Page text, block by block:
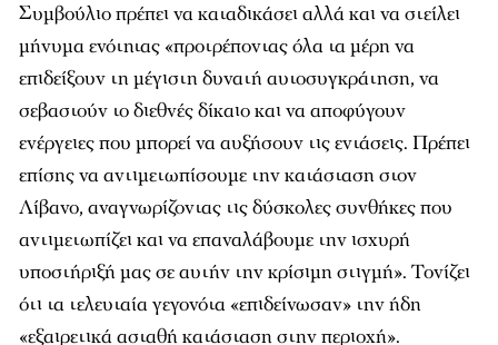
Συμβούλιο πρέπει να καταδικάσει αλλά και να στείλει
μήνυμα ενότητας «προτρέποντας όλα τα μέρη να
επιδείξουν τη μέγιστη δυνατή αυτοσυγκράτηση, να
σεβαστούν το διεθνές δίκαιο και να αποφύγουν
ενέργειες που μπορεί να αυξήσουν τις εντάσεις. Πρέπει
επίσης να αντιμετωπίσουμε την κατάσταση στον
Λίβανο, αναγνωρίζοντας τις δύσκολες συνθήκες που
αντιμετωπίζει και να επαναλάβουμε την ισχυρή
υποστήριξή μας σε αυτήν την κρίσιμη στιγμή». Τονίζει
ότι τα τελευταία γεγονότα «επιδείνωσαν» την ήδη
«εξαιρετικά ασταθή κατάσταση στην περιοχή».